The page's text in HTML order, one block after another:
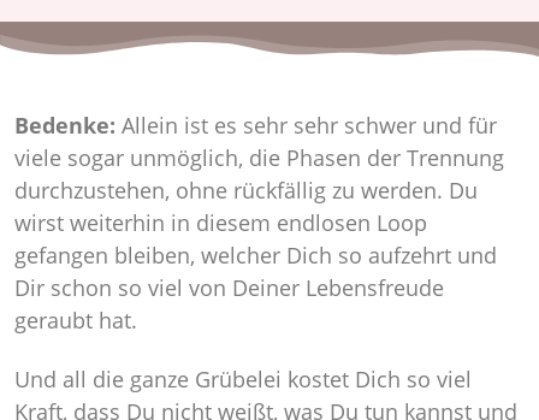
Bedenke: Allein ist es sehr sehr schwer und für
viele sogar unmöglich, die Phasen der Trennung
durchzustehen, ohne rückfällig zu werden. Du
wirst weiterhin in diesem endlosen Loop
gefangen bleiben, welcher Dich so aufzehrt und
Dir schon so viel von Deiner Lebensfreude
geraubt hat.
Und all die ganze Grübelei kostet Dich so viel
Kraft, dass Du nicht weißt, was Du tun kannst und